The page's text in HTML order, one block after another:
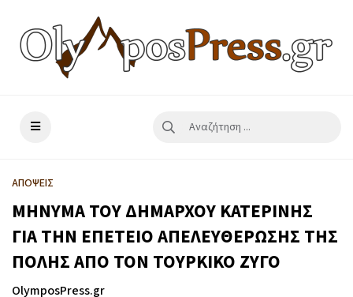
ΑΠΟΨΕΙΣ
ΜΗΝΥΜΑ ΤΟΥ ΔΗΜΑΡΧΟΥ ΚΑΤΕΡΙΝΗΣ
ΓΙΑ ΤΗΝ ΕΠΕΤΕΙΟ ΑΠΕΛΕΥΘΕΡΩΣΗΣ ΤΗΣ
ΠΟΛΗΣ ΑΠΟ ΤΟΝ ΤΟΥΡΚΙΚΟ ΖΥΓΟ
OlymposPress.gr